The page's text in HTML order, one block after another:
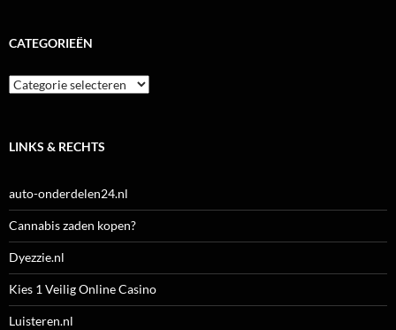
CATEGORIEËN
Categorieën
LINKS & RECHTS
auto-onderdelen24.nl
Cannabis zaden kopen?
Dyezzie.nl
Kies 1 Veilig Online Casino
Luisteren.nl